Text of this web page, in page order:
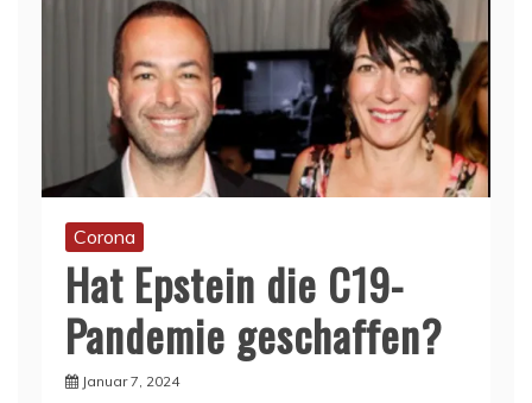
Corona
Hat Epstein die C19-
Pandemie geschaffen?
Januar 7, 2024